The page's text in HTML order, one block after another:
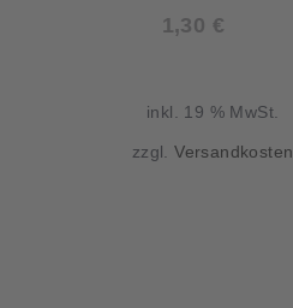
1,30 €
inkl. 19 % MwSt.
zzgl.Versandkosten